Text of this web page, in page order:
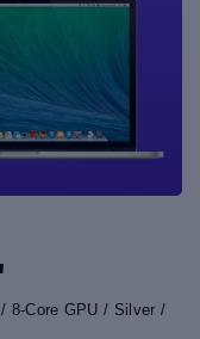
8-Core GPU / Silver /